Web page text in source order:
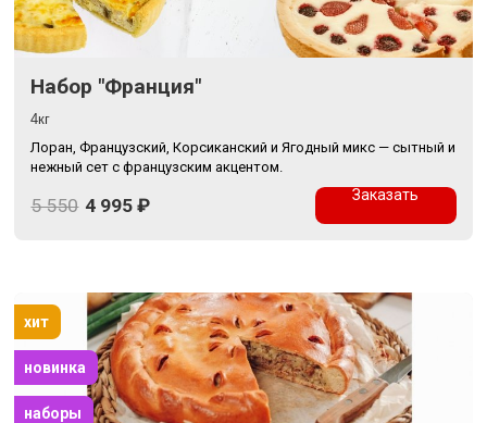
Набор "Франция"
4кг
Лоран, Французский, Корсиканский и Ягодный микс — сытный и
нежный сет с французским акцентом.
5 550 4 995₽ Заказать
хит
новинка
наборы